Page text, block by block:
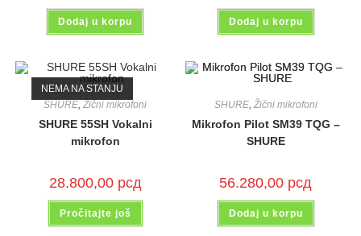
Dodaj u korpu Dodaj u korpu
NEMA NA STANJU
SHURE,Žični mikrofoni
SHURE 55SH Vokalni
mikrofon
28.800,00 рсд
Pročitajte još
SHURE, Žični mikrofoni
Mikrofon Pilot SM39 TQG –
SHURE
56.280,00 рсд
Dodaj u korpu